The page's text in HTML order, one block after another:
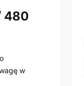
480
w